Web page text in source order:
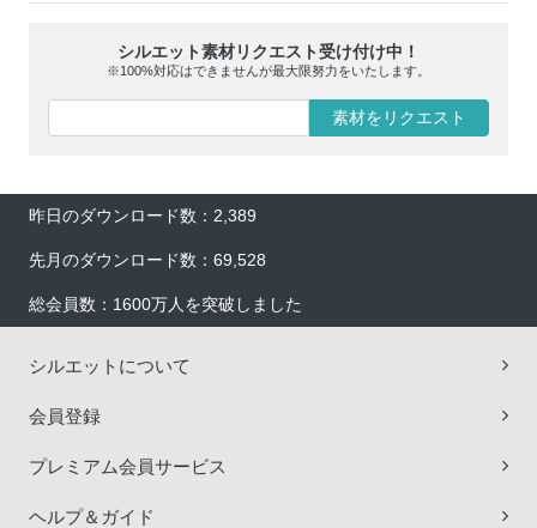
シルエット素材リクエスト受け付け中！
※100%対応はできませんが最大限努力をいたします。
素材をリクエスト
昨日のダウンロード数：2,389
先月のダウンロード数：69,528
総会員数：1600万人を突破しました
シルエットについて
会員登録
プレミアム会員サービス
ヘルプ＆ガイド